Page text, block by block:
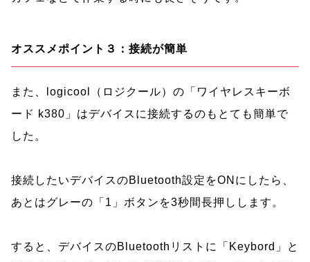
オススメポイント３：接続が簡単
また、logicool（ロジクール）の「ワイヤレスキーボ
ード k380」はデバイスに接続するのもとても簡単で
した。
接続したいデバイスのBluetooth設定をONにしたら、
あとはグレーの「1」ボタンを3秒間長押しします。
すると、デバイスのBluetoothリストに「Keybord」と